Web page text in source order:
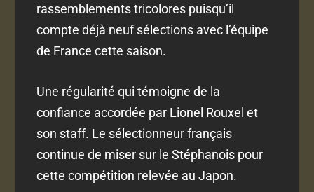
rassemblements tricolores puisqu’il
compte déjà neuf sélections avec l’équipe
de France cette saison.
Une régularité qui témoigne de la
confiance accordée par Lionel Rouxel et
son staff. Le sélectionneur français
continue de miser sur le Stéphanois pour
cette compétition relevée au Japon.